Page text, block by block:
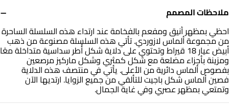
ملاحظات المصمم −
احظي بمظهر أنيق ومفعم بالفخامة عند ارتداء هذه السلسلة الساحرة
من مجموعة ألماس لازوردي. تأتي هذه السلسلة مصنوعة من ذهب
أبيض عيار 18 قيراط وتحتوي على دلاية شكل أُطر سداسية متداخلة معًا
ومزينة بأجزاء مضلعة مع شكل كمثري وشكل ماركيز مرصعين
بفصوص ألماس دائرية من الأعلى. يأتي في منتصف هذه الدلاية
فصين ألماس شكل باجيت للتألقي من جميع الزوايا. ارتديها الآن
وتمتعي بمظهر عصري وفي غاية الجمال.